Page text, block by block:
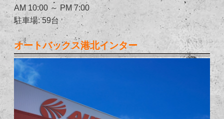
AM 10:00 ～ PM 7:00
駐車場: 59台
オートバックス港北インター